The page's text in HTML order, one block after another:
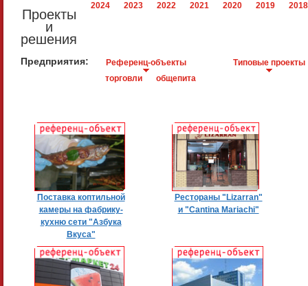
Проекты
и
решения
2024 2023 2022 2021 2020 2019 2018
Предприятия:
Референц-объекты
торговли
общепита
Типовые проекты
Поставка коптильной
камеры на фабрику-
кухню сети "Азбука
Вкуса"
Рестораны "Lizarran"
и "Cantina Mariachi"